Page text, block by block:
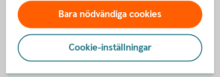
Andra läser också
Bara nödvändiga cookies
Cookie-inställningar